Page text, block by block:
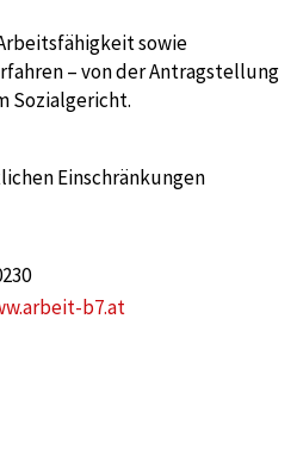
sowie
– von der Antragstellung
Sozialgericht.
Einschränkungen
b7.at